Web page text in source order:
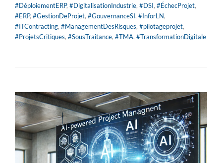
#DéploiementERP, #DigitalisationIndustrie, #DSI, #ÉchecProjet,
#ERP, #GestionDeProjet, #GouvernanceSI, #InforLN,
#ITContracting, #ManagementDesRisques, #pilotageprojet,
#ProjetsCritiques, #SousTraitance, #TMA, #TransformationDigitale